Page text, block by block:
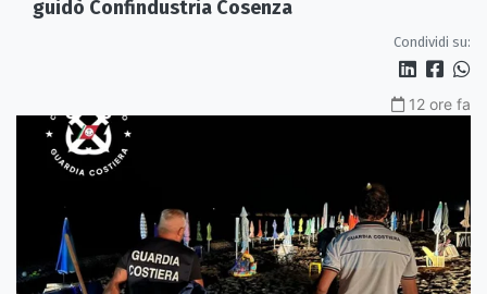
guidò Confindustria Cosenza
Condividi su:
12 ore fa